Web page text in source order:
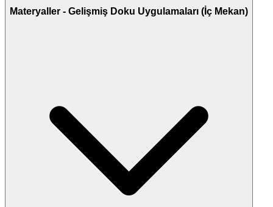
Materyaller - Gelişmiş Doku Uygulamaları (İç Mekan)